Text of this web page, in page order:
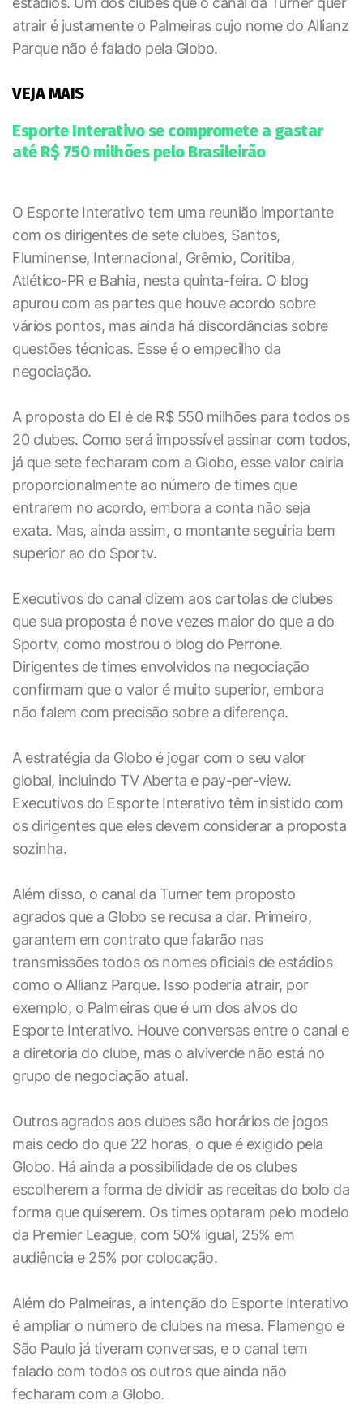
atrair é justamente o Palmeiras cujo nome do Allianz
Parque não é falado pela Globo.
VEJA MAIS
Esporte Interativo se compromete a gastar
até R$ 750 milhões pelo Brasileirão
O Esporte Interativo tem uma reunião importante
com os dirigentes de sete clubes, Santos,
Fluminense, Internacional, Grêmio, Coritiba,
Atlético-PR e Bahia, nesta quinta-feira. O blog
apurou com as partes que houve acordo sobre
vários pontos, mas ainda há discordâncias sobre
questões técnicas. Esse é o empecilho da
negociação.
A proposta do EI é de R$ 550 milhões para todos os
20 clubes. Como será impossível assinar com todos,
já que sete fecharam com a Globo, esse valor cairia
proporcionalmente ao número de times que
entrarem no acordo, embora a conta não seja
exata. Mas, ainda assim, o montante seguiria bem
superior ao do Sportv.
Executivos do canal dizem aos cartolas de clubes
que sua proposta é nove vezes maior do que a do
Sportv, como mostrou o blog do Perrone.
Dirigentes de times envolvidos na negociação
confirmam que o valor é muito superior, embora
não falem com precisão sobre a diferença.
A estratégia da Globo é jogar com o seu valor
global, incluindo TV Aberta e pay-per-view.
Executivos do Esporte Interativo têm insistido com
os dirigentes que eles devem considerar a proposta
sozinha.
Além disso, o canal da Turner tem proposto
agrados que a Globo se recusa a dar. Primeiro,
garantem em contrato que falarão nas
transmissões todos os nomes oficiais de estádios
como o Allianz Parque. Isso poderia atrair, por
exemplo, o Palmeiras que é um dos alvos do
Esporte Interativo. Houve conversas entre o canal e
a diretoria do clube, mas o alviverde não está no
grupo de negociação atual.
Outros agrados aos clubes são horários de jogos
mais cedo do que 22 horas, o que é exigido pela
Globo. Há ainda a possibilidade de os clubes
escolherem a forma de dividir as receitas do bolo da
forma que quiserem. Os times optaram pelo modelo
da Premier League, com 50% igual, 25% em
audiência e 25% por colocação.
Além do Palmeiras, a intenção do Esporte Interativo
é ampliar o número de clubes na mesa. Flamengo e
São Paulo já tiveram conversas, e o canal tem
falado com todos os outros que ainda não
fecharam com a Globo.